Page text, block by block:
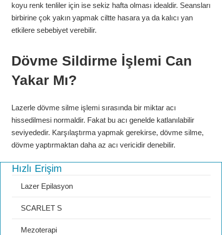
koyu renk tenliler için ise sekiz hafta olması idealdir. Seansları
birbirine çok yakın yapmak ciltte hasara ya da kalıcı yan
etkilere sebebiyet verebilir.
Dövme Sildirme İşlemi Can
Yakar Mı?
Lazerle dövme silme işlemi sırasında bir miktar acı
hissedilmesi normaldir. Fakat bu acı genelde katlanılabilir
seviyededir. Karşılaştırma yapmak gerekirse, dövme silme,
dövme yaptırmaktan daha az acı vericidir denebilir.
Hızlı Erişim
Lazer Epilasyon
SCARLET S
Mezoterapi